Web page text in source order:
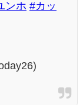
ンホ #カッ